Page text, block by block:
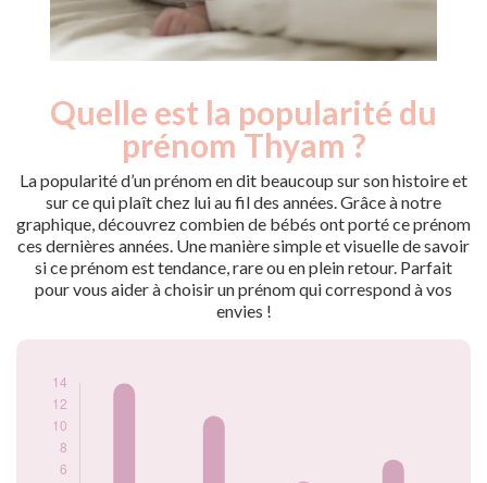
Quelle est la popularité du
prénom Thyam ?
La popularité d’un prénom en dit beaucoup sur son histoire et
sur ce qui plaît chez lui au fil des années. Grâce à notre
graphique, découvrez combien de bébés ont porté ce prénom
ces dernières années. Une manière simple et visuelle de savoir
si ce prénom est tendance, rare ou en plein retour. Parfait
pour vous aider à choisir un prénom qui correspond à vos
envies !
Popularité du
prénom Thyam par
année
Année
Nouveaux-
nés
2022
11
2023
5
2024
7